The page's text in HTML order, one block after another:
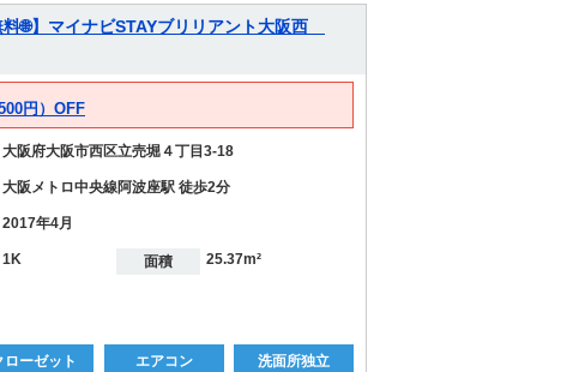
🌐】マイナビSTAYブリリアント大阪西
円）OFF
大阪府大阪市西区立売堀４丁目3-18
大阪メトロ中央線阿波座駅 徒歩2分
2017年4月
1K 面積 25.37m²
ローゼット エアコン
洗面所独立